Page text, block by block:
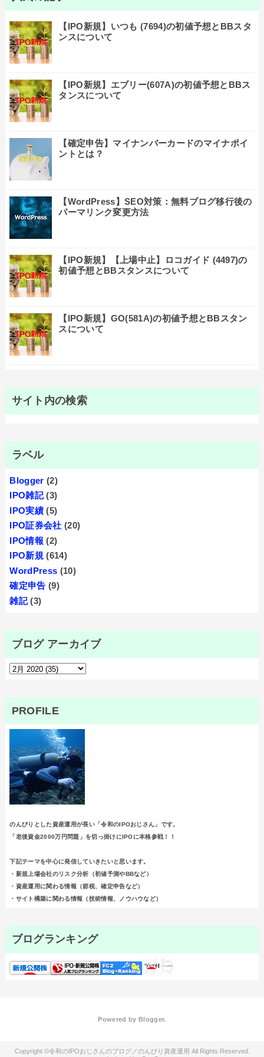
【IPO新規】いつも (7694)の初値予想とBBスタ
ンスについて
【IPO新規】エブリー(607A)の初値予想とBBス
タンスについて
【確定申告】マイナンバーカードのマイナポイ
ントとは？
【WordPress】SEO対策：無料ブログ移行後の
パーマリンク変更方法
【IPO新規】【上場中止】ロコガイド (4497)の
初値予想とBBスタンスについて
【IPO新規】GO(581A)の初値予想とBBスタン
スについて
サイト内の検索
ラベル
Blogger (2)
IPO雑記 (3)
IPO実績 (5)
IPO証券会社 (20)
IPO情報 (2)
IPO新規 (614)
WordPress (10)
確定申告 (9)
雑記 (3)
ブログ アーカイブ
PROFILE
のんびりとした資産運用が長い「令和のIPOおじさん」です。
「老後資金2000万円問題」を切っ掛けにIPOに本格参戦！！
下記テーマを中心に発信していきたいと思います。
・新規上場会社のリスク分析（初値予測やBBなど）
・資産運用に関わる情報（節税、確定申告など）
・サイト構築に関わる情報（技術情報、ノウハウなど）
ブログランキング
Powered by Blogger.
令和のIPOおじさんのブログ／のんびり資産運用